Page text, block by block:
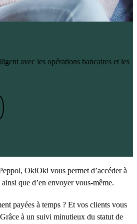
avec les opérations bancaires et les
OkiOki vous permet d’accéder à
que d’en envoyer vous-même.
payées à temps ? Et vos clients vous
à un suivi minutieux du statut de